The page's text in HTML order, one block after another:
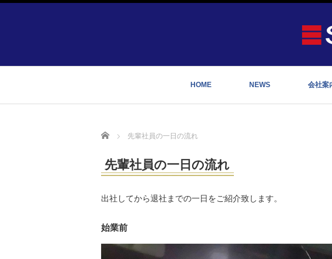
HOME NEWS 会社案
Home 先輩社員の一日の流れ
先輩社員の一日の流れ
出社してから退社までの一日をご紹介致します。
始業前